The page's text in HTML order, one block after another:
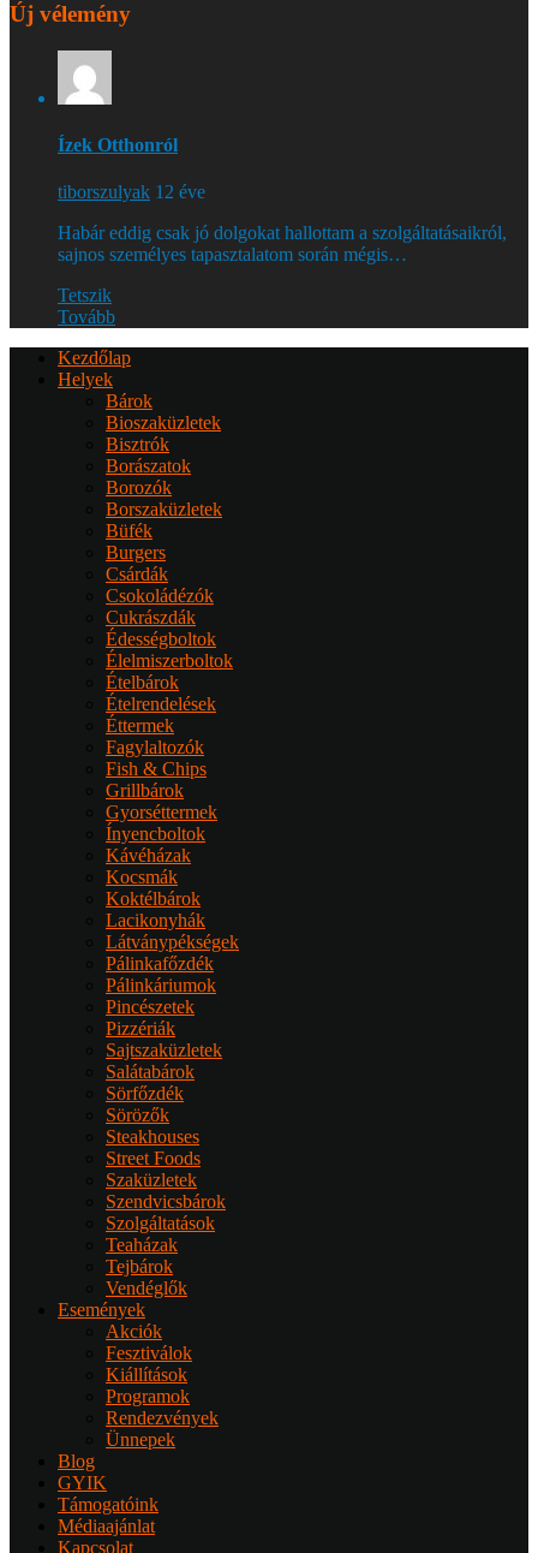
Új vélemény
Ízek Otthonról
tiborszulyak 12 éve
Habár eddig csak jó dolgokat hallottam a szolgáltatásaikról,
sajnos személyes tapasztalatom során mégis…
Tetszik
Tovább
Kezdőlap
Helyek
Bárok
Bioszaküzletek
Bisztrók
Borászatok
Borozók
Borszaküzletek
Büfék
Burgers
Csárdák
Csokoládézók
Cukrászdák
Édességboltok
Élelmiszerboltok
Ételbárok
Ételrendelések
Éttermek
Fagylaltozók
Fish & Chips
Grillbárok
Gyorséttermek
Ínyencboltok
Kávéházak
Kocsmák
Koktélbárok
Lacikonyhák
Látványpékségek
Pálinkafőzdék
Pálinkáriumok
Pincészetek
Pizzériák
Sajtszaküzletek
Salátabárok
Sörfőzdék
Sörözők
Steakhouses
Street Foods
Szaküzletek
Szendvicsbárok
Szolgáltatások
Teaházak
Tejbárok
Vendéglők
Események
Akciók
Fesztiválok
Kiállítások
Programok
Rendezvények
Ünnepek
Blog
GYIK
Támogatóink
Médiaajánlat
Kapcsolat